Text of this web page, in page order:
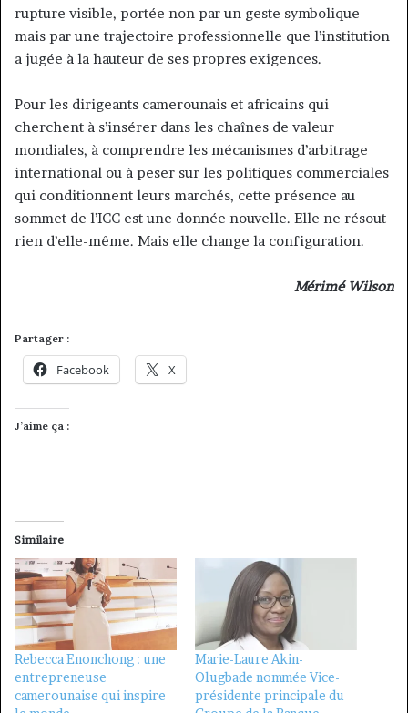
rupture visible, portée non par un geste symbolique
mais par une trajectoire professionnelle que l’institution
a jugée à la hauteur de ses propres exigences.
Pour les dirigeants camerounais et africains qui
cherchent à s’insérer dans les chaînes de valeur
mondiales, à comprendre les mécanismes d’arbitrage
international ou à peser sur les politiques commerciales
qui conditionnent leurs marchés, cette présence au
sommet de l’ICC est une donnée nouvelle. Elle ne résout
rien d’elle-même. Mais elle change la configuration.
Mérimé Wilson
Partager :
Facebook X
J’aime ça :
Similaire
Rebecca Enonchong : une
entrepreneuse
camerounaise qui inspire
Marie-Laure Akin-
Olugbade nommée Vice-
présidente principale du